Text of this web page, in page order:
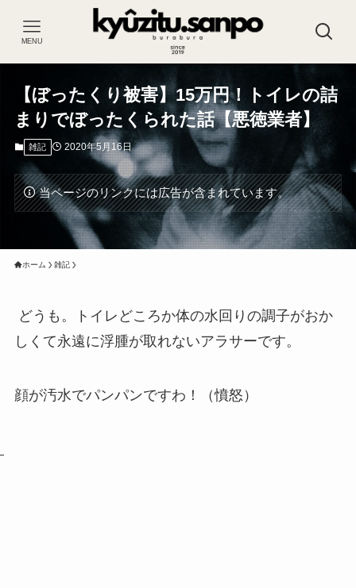
MENU
【ぼったくり被害】15万円！トイレの詰
まりでぼったくられた話【悪徳業者】
雑記 2020年5月16日
当ページのリンクには広告が含まれています。
ホーム 雑記
どうも。トイレどころか体の水回りの調子がおか
しくて永遠に浮腫が取れないアラサーです。
顔が汚水でパンパンですわ！（憤怒）